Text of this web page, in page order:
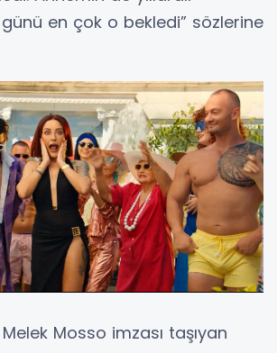
en çok o bekledi” sözlerine
Mosso imzası taşıyan